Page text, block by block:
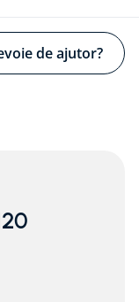
de ajutor?